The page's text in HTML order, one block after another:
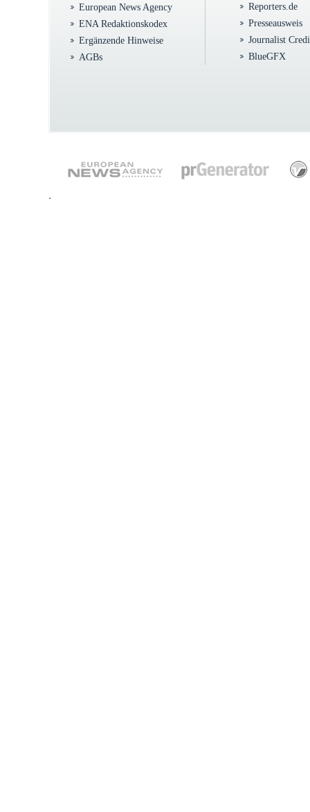
European News Agency
ENA Redaktionskodex
Ergänzende Hinweise
AGBs
Reporters.de
Presseausweis
Journalist
BlueGFX
.